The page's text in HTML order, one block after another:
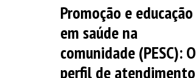
Promoção e educação
em saúde na
comunidade (PESC): O
perfil de atendimento